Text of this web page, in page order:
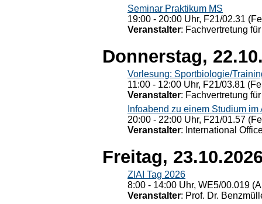
Seminar Praktikum MS
19:00 - 20:00 Uhr, F21/02.31
Veranstalter: Fachvertretung
Donnerstag,
Vorlesung: Sportbiologie/
11:00 - 12:00 Uhr, F21/03.81
Veranstalter: Fachvertretung
Infoabend zu einem Studium im
20:00 - 22:00 Uhr, F21/01.57
Veranstalter: International
Freitag,
ZIAI Tag 2026
8:00 - 14:00 Uhr, WE5/00.019
Veranstalter: Prof. Dr.